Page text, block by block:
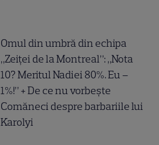
Omul din umbră din echipa
„Zeiței de la Montreal”: „Nota
10? Meritul Nadiei 80%. Eu –
1%!” + De ce nu vorbește
Comăneci despre barbariile lui
Karolyi